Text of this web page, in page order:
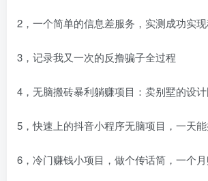
2，一个简单的信息差服务，实测成功实
3，记录我又一次的反撸骗子全过程
4，无脑搬砖暴利躺赚项目：卖别墅的设
5，快速上的抖音小程序无脑项目，一天
6，冷门赚钱小项目，做个传话筒，一个